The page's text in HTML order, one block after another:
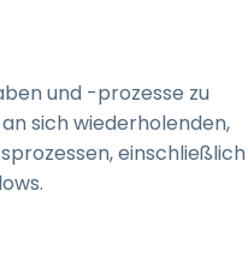
und -prozesse zu
sich wiederholenden,
einschließlich